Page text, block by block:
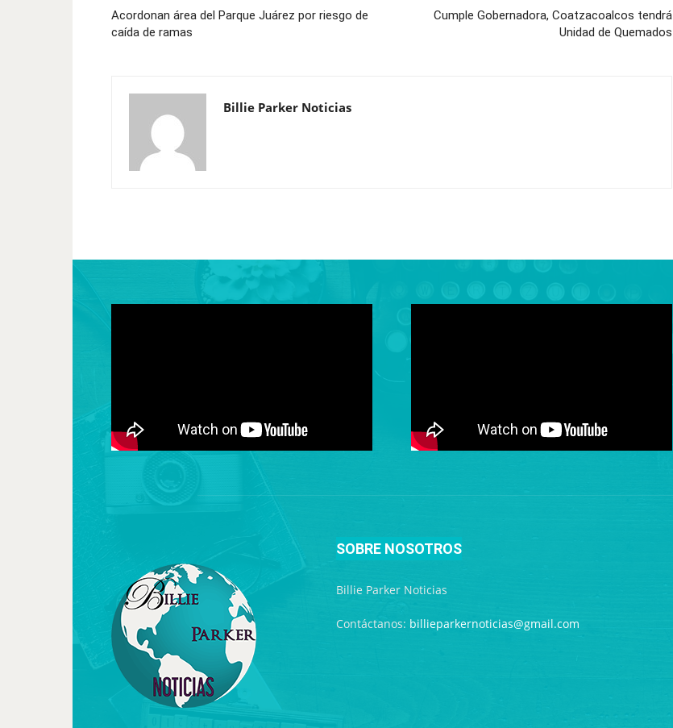
Acordonan área del Parque Juárez por riesgo de
caída de ramas
Cumple Gobernadora, Coatzacoalcos tendrá
Unidad de Quemados
Billie Parker Noticias
SOBRE NOSOTROS
Billie Parker Noticias
Contáctanos: billieparkernoticias@gmail.com